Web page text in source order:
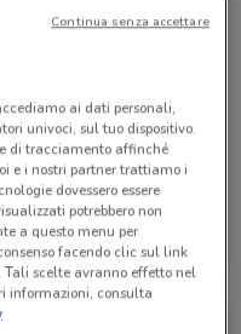
530 m
ai dati personali,
univoci, sul tuo dispositivo.
di tracciamento affinché
e i nostri partner trattiamo i
dovessero essere
potrebbero non
a questo menu per
facendo clic sul link
scelte avranno effetto nel
informazioni, consulta
Continua senza accettare